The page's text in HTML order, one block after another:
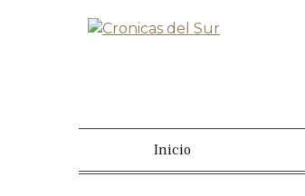
Inicio